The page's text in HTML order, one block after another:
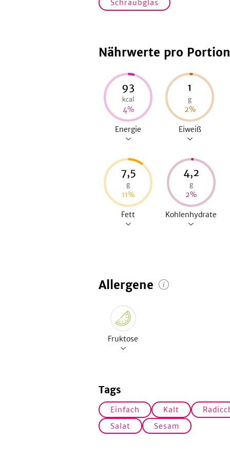
Schraubglas
Nährwerte pro Portion
93
kcal
4%
Energie
1
g
2%
Eiweiß
7,5
g
11%
Fett
4,2
g
2%
Kohlenhydrate
Allergene
Fruktose
Tags
Einfach Kalt
Salat
Sesam